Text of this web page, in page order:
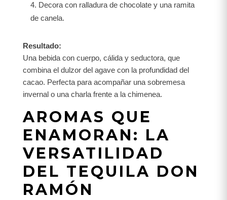
Decora con ralladura de chocolate y una ramita
de canela.
Resultado:
Una bebida con cuerpo, cálida y seductora, que
combina el dulzor del agave con la profundidad del
cacao. Perfecta para acompañar una sobremesa
invernal o una charla frente a la chimenea.
AROMAS QUE
ENAMORAN: LA
VERSATILIDAD
DEL TEQUILA DON
RAMÓN